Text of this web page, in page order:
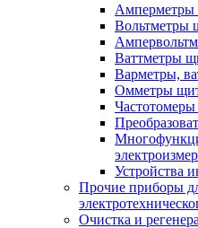
Вольтметры
Ваттметры
Варметры,
Омметры
Устройства
Прочие приборы
Очистка и